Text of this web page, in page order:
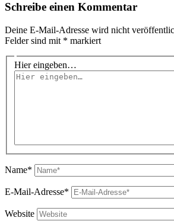
Schreibe einen Kommentar
Deine E-Mail-Adresse wird nicht
Felder sind mit * markiert
Hier eingeben…
Name*
E-Mail-Adresse*
Website